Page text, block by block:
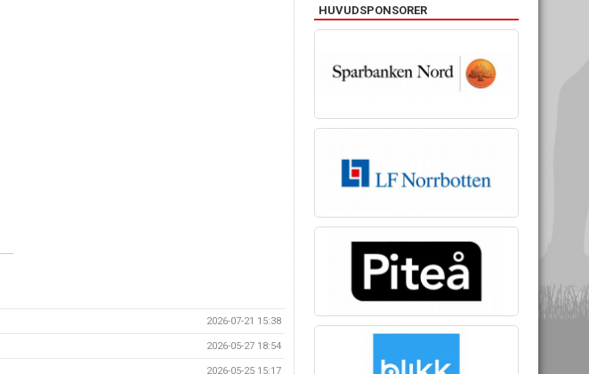
2026-07-21 15:38
2026-05-27 18:54
2026-05-25 15:17
HUVUDSPONSORER